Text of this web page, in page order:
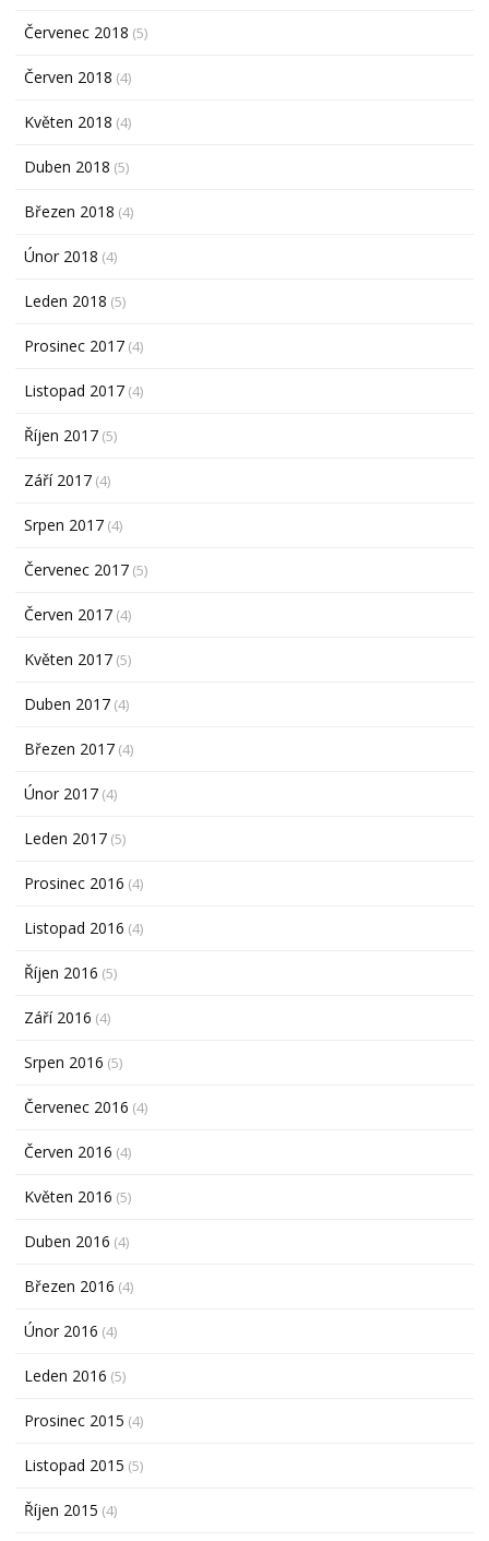
Červenec 2018 (5)
Červen 2018 (4)
Květen 2018 (4)
Duben 2018 (5)
Březen 2018 (4)
Únor 2018 (4)
Leden 2018 (5)
Prosinec 2017 (4)
Listopad 2017 (4)
Říjen 2017 (5)
Září 2017 (4)
Srpen 2017 (4)
Červenec 2017 (5)
Červen 2017 (4)
Květen 2017 (5)
Duben 2017 (4)
Březen 2017 (4)
Únor 2017 (4)
Leden 2017 (5)
Prosinec 2016 (4)
Listopad 2016 (4)
Říjen 2016 (5)
Září 2016 (4)
Srpen 2016 (5)
Červenec 2016 (4)
Červen 2016 (4)
Květen 2016 (5)
Duben 2016 (4)
Březen 2016 (4)
Únor 2016 (4)
Leden 2016 (5)
Prosinec 2015 (4)
Listopad 2015 (5)
Říjen 2015 (4)